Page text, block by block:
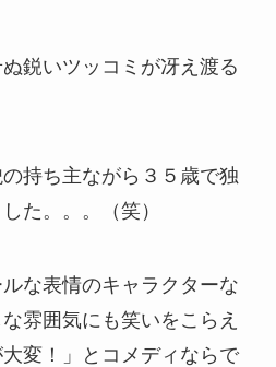
鋭いツッコミが冴え渡る
持ち主ながら３５歳で独
た。。。（笑）
な表情のキャラクターな
雰囲気にも笑いをこらえ
変！」とコメディならで